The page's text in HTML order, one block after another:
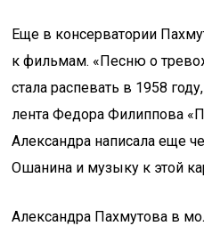
Еще в консерватории
к фильмам. «Песню о
стала распевать в 1958
лента Федора Филиппова
Александра написала еще
Ошанина и музыку к этой
Александра Пахмутова в